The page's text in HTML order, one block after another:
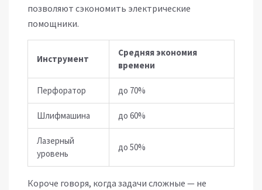
позволяют сэкономить электрические
помощники.
Инструмент
Средняя экономия
времени
Перфоратор до 70%
Шлифмашина до 60%
Лазерный
уровень
до 50%
Короче говоря, когда задачи сложные — не